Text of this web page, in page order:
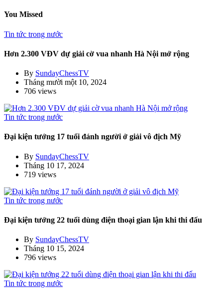
You Missed
Tin tức trong nước
Hơn 2.300 VĐV dự giải cờ vua nhanh Hà Nội mở rộng
By SundayChessTV
Tháng mười một 10, 2024
706 views
Tin tức trong nước
Đại kiện tướng 17 tuổi đánh người ở giải vô địch Mỹ
By SundayChessTV
Tháng 10 17, 2024
719 views
Tin tức trong nước
Đại kiện tướng 22 tuổi dùng điện thoại gian lận khi thi đấu
By SundayChessTV
Tháng 10 15, 2024
796 views
Tin tức trong nước